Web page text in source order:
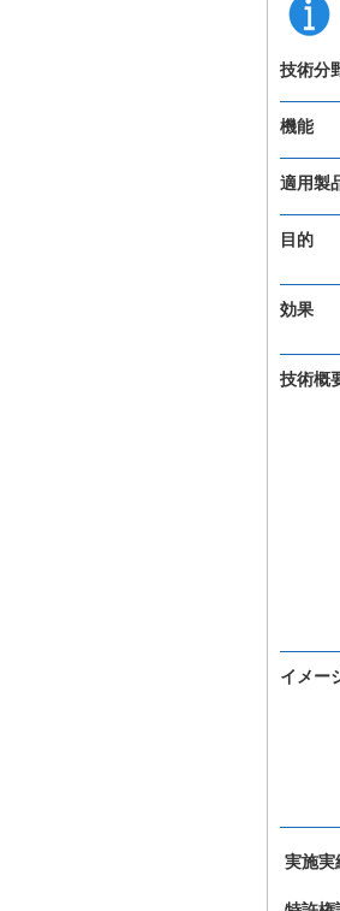
技術分
機能
適用製
目的
効果
技術概
イメー
実施